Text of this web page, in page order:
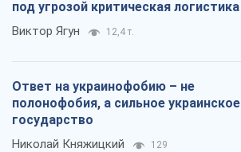
под угрозой критическая логистика
Виктор Ягун 12,4 т.
Ответ на украинофобию – не
полонофобия, а сильное украинское
государство
Николай Княжицкий 129